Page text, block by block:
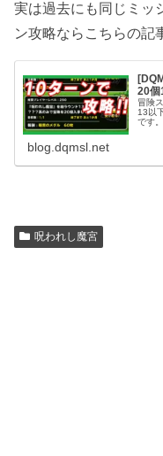
実は過去にも同じミッ
ン攻略ならこちらの記
20個
冒険
13以
です
が組
blog.dqmsl.net
呪われし魔宮